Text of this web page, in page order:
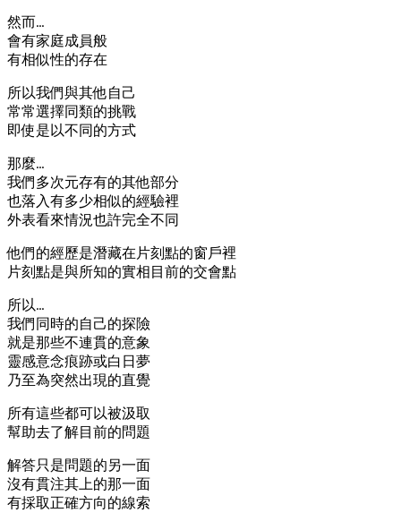
然而…
會有家庭成員般
有相似性的存在
所以我們與其他自己
常常選擇同類的挑戰
即使是以不同的方式
那麼…
我們多次元存有的其他部分
也落入有多少相似的經驗裡
外表看來情況也許完全不同
他們的經歷是潛藏在片刻點的窗戶裡
片刻點是與所知的實相目前的交會點
所以…
我們同時的自己的探險
就是那些不連貫的意象
靈感意念痕跡或白日夢
乃至為突然出現的直覺
所有這些都可以被汲取
幫助去了解目前的問題
解答只是問題的另一面
沒有貫注其上的那一面
有採取正確方向的線索